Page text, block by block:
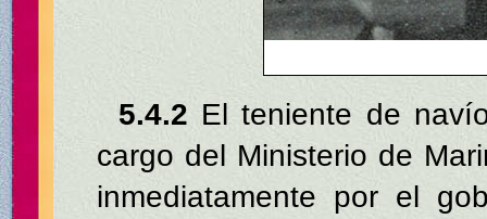
5.4.2 El teniente de
cargo del Ministerio de
inmediatamente por el